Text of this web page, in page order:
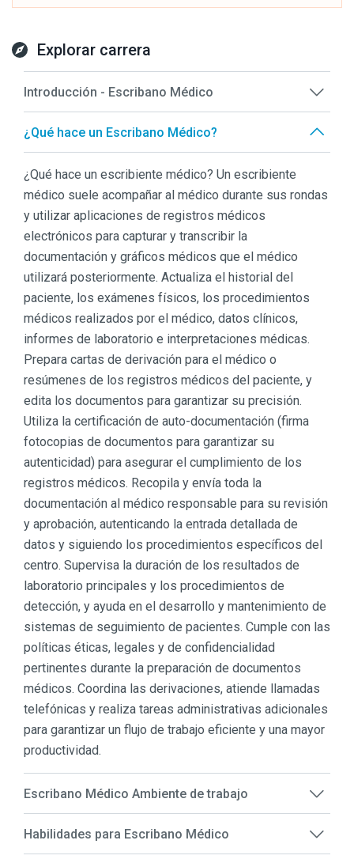
Explorar carrera
Introducción - Escribano Médico
¿Qué hace un Escribano Médico?
¿Qué hace un escribiente médico? Un escribiente
médico suele acompañar al médico durante sus rondas
y utilizar aplicaciones de registros médicos
electrónicos para capturar y transcribir la
documentación y gráficos médicos que el médico
utilizará posteriormente. Actualiza el historial del
paciente, los exámenes físicos, los procedimientos
médicos realizados por el médico, datos clínicos,
informes de laboratorio e interpretaciones médicas.
Prepara cartas de derivación para el médico o
resúmenes de los registros médicos del paciente, y
edita los documentos para garantizar su precisión.
Utiliza la certificación de auto-documentación (firma
fotocopias de documentos para garantizar su
autenticidad) para asegurar el cumplimiento de los
registros médicos. Recopila y envía toda la
documentación al médico responsable para su revisión
y aprobación, autenticando la entrada detallada de
datos y siguiendo los procedimientos específicos del
centro. Supervisa la duración de los resultados de
laboratorio principales y los procedimientos de
detección, y ayuda en el desarrollo y mantenimiento de
sistemas de seguimiento de pacientes. Cumple con las
políticas éticas, legales y de confidencialidad
pertinentes durante la preparación de documentos
médicos. Coordina las derivaciones, atiende llamadas
telefónicas y realiza tareas administrativas adicionales
para garantizar un flujo de trabajo eficiente y una mayor
productividad.
Escribano Médico Ambiente de trabajo
Habilidades para Escribano Médico